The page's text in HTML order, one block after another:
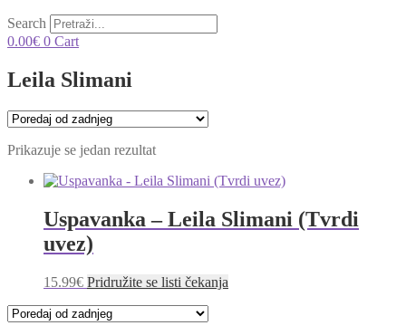
Search
0.00€ 0 Cart
Leila Slimani
Prikazuje se jedan rezultat
Uspavanka – Leila Slimani (Tvrdi
uvez)
15.99€ Pridružite se listi čekanja